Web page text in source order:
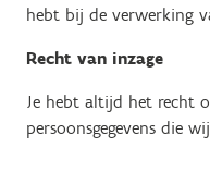
hebt bij de verwerking
Recht van inzage
Je hebt altijd het recht
persoonsgegevens die